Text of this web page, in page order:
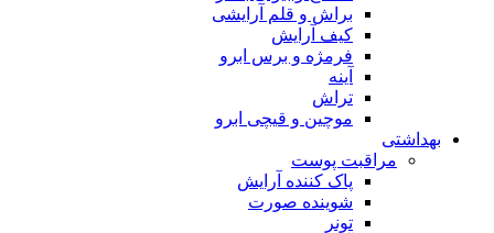
براش و قلم آرایشی
کیف آرایش
فرمژه و برس ابرو
آینه
تراش
موچین و قیچی ابرو
بهداشتی
مراقبت پوست
پاک کننده آرایش
شوینده صورت
تونر